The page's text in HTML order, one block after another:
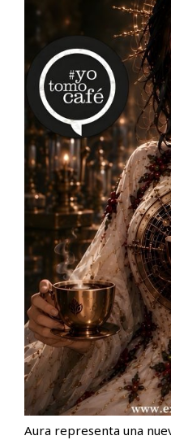
Aura representa una